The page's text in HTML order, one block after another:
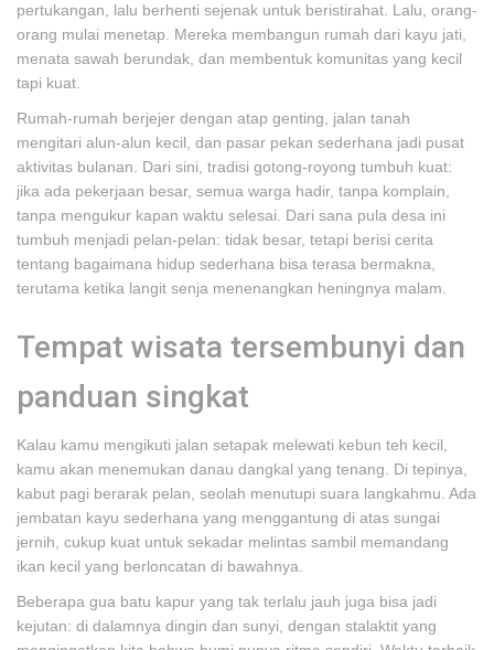
pertukangan, lalu berhenti sejenak untuk beristirahat. Lalu, orang-
orang mulai menetap. Mereka membangun rumah dari kayu jati,
menata sawah berundak, dan membentuk komunitas yang kecil
tapi kuat.
Rumah-rumah berjejer dengan atap genting, jalan tanah
mengitari alun-alun kecil, dan pasar pekan sederhana jadi pusat
aktivitas bulanan. Dari sini, tradisi gotong-royong tumbuh kuat:
jika ada pekerjaan besar, semua warga hadir, tanpa komplain,
tanpa mengukur kapan waktu selesai. Dari sana pula desa ini
tumbuh menjadi pelan-pelan: tidak besar, tetapi berisi cerita
tentang bagaimana hidup sederhana bisa terasa bermakna,
terutama ketika langit senja menenangkan heningnya malam.
Tempat wisata tersembunyi dan
panduan singkat
Kalau kamu mengikuti jalan setapak melewati kebun teh kecil,
kamu akan menemukan danau dangkal yang tenang. Di tepinya,
kabut pagi berarak pelan, seolah menutupi suara langkahmu. Ada
jembatan kayu sederhana yang menggantung di atas sungai
jernih, cukup kuat untuk sekadar melintas sambil memandang
ikan kecil yang berloncatan di bawahnya.
Beberapa gua batu kapur yang tak terlalu jauh juga bisa jadi
kejutan: di dalamnya dingin dan sunyi, dengan stalaktit yang